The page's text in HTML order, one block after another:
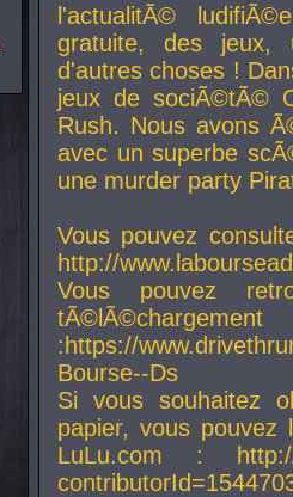
l'actualitÃ©
gratuite, des jeux,
d'autres choses !
jeux de sociÃ©tÃ©
Rush. Nous avons
avec un superbe
une murder party
Vous pouvez
http://
Vous pouvez
:https://
Bourse--Ds
Si vous souhaitez
papier, vous
LuLu.com : http://